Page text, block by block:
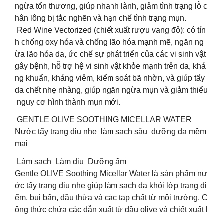
ngừa tổn thương, giúp nhanh lành, giảm tình trạng lỗ c
hân lông bị tắc nghẽn và hạn chế tình trạng mụn.
Red Wine Vectorized (chiết xuất rượu vang đỏ): có tín
h chống oxy hóa và chống lão hóa mạnh mẽ, ngăn ng
ừa lão hóa da, ức chế sự phát triển của các vi sinh vật
gây bệnh, hỗ trợ hệ vi sinh vật khỏe mạnh trên da, khá
ng khuẩn, kháng viêm, kiểm soát bã nhờn, và giúp tẩy
da chết nhẹ nhàng, giúp ngăn ngừa mụn và giảm thiểu
nguy cơ hình thành mụn mới.
GENTLE OLIVE SOOTHING MICELLAR WATER
Nước tẩy trang dịu nhẹ làm sạch sâu dưỡng da mềm
mại
Làm sạch Làm dịu Dưỡng ẩm
Gentle OLIVE Soothing Micellar Water là sản phẩm nư
ớc tẩy trang dịu nhẹ giúp làm sạch da khỏi lớp trang đi
ểm, bụi bẩn, dầu thừa và các tạp chất từ môi trường. C
ông thức chứa các dẫn xuất từ dầu olive và chiết xuất l